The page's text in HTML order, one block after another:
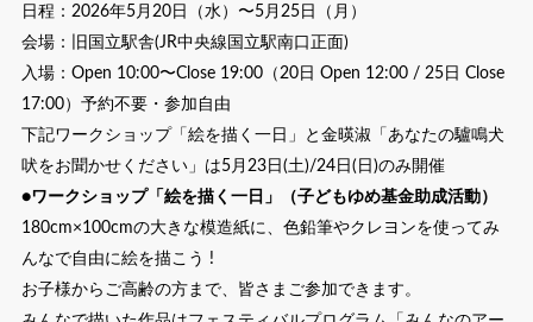
日程：2026年5月20日（水）〜5月25日（月）
会場：旧国立駅舎(JR中央線国立駅南口正面)
入場：Open 10:00〜Close 19:00（20日 Open 12:00 / 25日 Close
17:00）予約不要・参加自由
下記ワークショップ「絵を描く一日」と金暎淑「あなたの驢鳴犬
吠をお聞かせください」は5月23日(土)/24日(日)のみ開催
●ワークショップ「絵を描く一日」（子どもゆめ基金助成活動）
180cm×100cmの大きな模造紙に、色鉛筆やクレヨンを使ってみ
んなで自由に絵を描こう !
お子様からご高齢の方まで、皆さまご参加できます。